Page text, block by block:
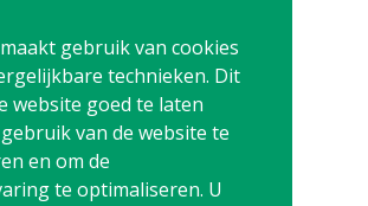
gebruik van cookies
technieken. Dit
website goed te laten
van de website te
en om de
te optimaliseren. U
T: 0299-420870
@:
info@avanti-
advisering.nl
BTW: NL861212733B01